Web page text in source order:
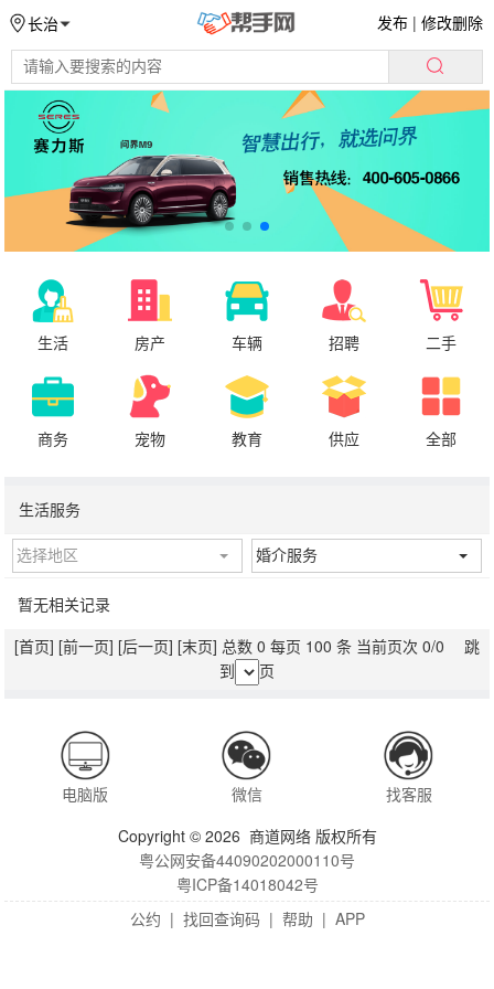
长治 发布 |修改删除
生活 房产 车辆 招聘 二手
商务 宠物 教育 供应 全部
生活服务
选择地区 婚介服务
暂无相关记录
[首页] [前一页] [后一页] [末页] 总数 0 每页 100 条 当前页次 0/0 跳
到
页
电脑版 微信
找客服
Copyright © 2026 商道网络 版权所有
粤公网安备44090202000110号
粤ICP备14018042号
公约 | 找回查询码 | 帮助 | APP